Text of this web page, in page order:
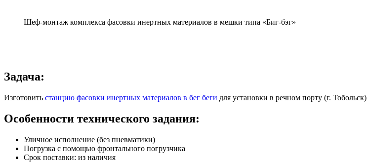
Шеф-монтаж комплекса фасовки инертных материалов в мешки типа «Биг-бэг»
Задача:
Изготовить станцию фасовки инертных материалов в бег беги для установки в речном порту (г. Тобольск)
Особенности технического задания:
Уличное исполнение (без пневматики)
Погрузка с помощью фронтального погрузчика
Срок поставки: из наличия